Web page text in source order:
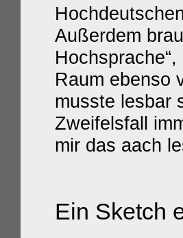
Außerdem
Raum ebenso
musste lesbar
Zweifelsfall
mir das aach
Ein Sketch